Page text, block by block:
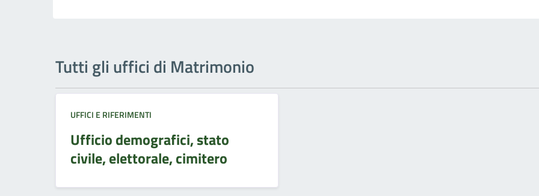
Tutti gli uffici di Matrimonio
UFFICI E RIFERIMENTI
Ufficio demografici, stato
civile, elettorale, cimitero